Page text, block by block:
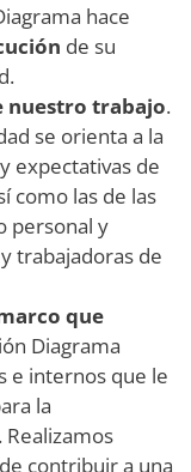
hace
de su
nuestro trabajo.
se orienta a la
expectativas de
como las de las
personal y
trabajadoras de
que
Diagrama
e internos que le
la
contribuir a una